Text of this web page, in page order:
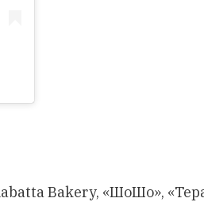
Bakery, «ШоШо»,